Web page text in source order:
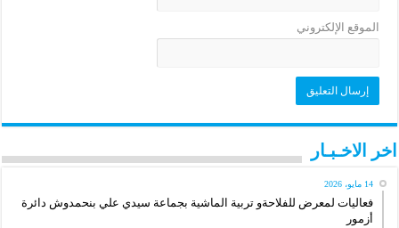
الموقع الإلكتروني
اخر الاخـبـار
14 مايو، 2026
فعاليات لمعرض للفلاحةو تربية الماشية بجماعة سيدي علي بنحمدوش دائرة
أزمور